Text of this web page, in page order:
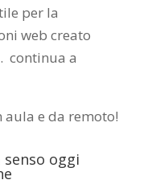
per la
web creato
continua a
aula e da remoto!
senso oggi